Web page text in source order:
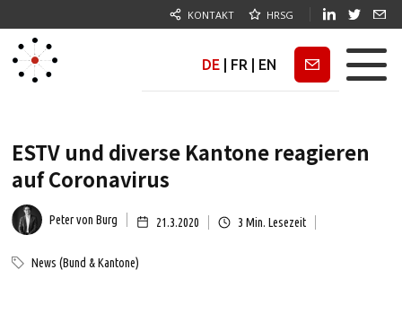
KONTAKT HRSG
DE FR EN Newsletter
ESTV und diverse Kantone reagieren
auf Coronavirus
Peter von Burg 21.3.2020 3 Min. Lesezeit
News (Bund & Kantone)